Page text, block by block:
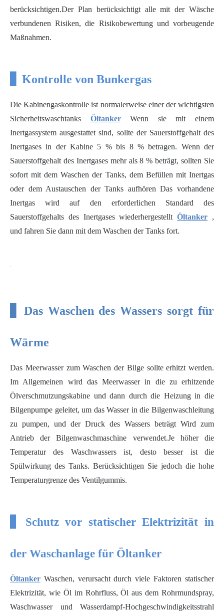
berücksichtigen.Der Plan berücksichtigt alle mit der Wäsche
verbundenen Risiken, die Risikobewertung und vorbeugende
Maßnahmen.
▋ Kontrolle von Bunkergas
Die Kabinengaskontrolle ist normalerweise einer der wichtigsten
Sicherheitswaschtanks ÖltankerWenn sie mit einem
Inertgassystem ausgestattet sind, sollte der Sauerstoffgehalt des
Inertgases in der Kabine 5 % bis 8 % betragen. Wenn der
Sauerstoffgehalt des Inertgases mehr als 8 % beträgt, sollten Sie
sofort mit dem Waschen der Tanks, dem Befüllen mit Inertgas
oder dem Austauschen der Tanks aufhören Das vorhandene
Inertgas wird auf den erforderlichen Standard des
Sauerstoffgehalts des Inertgases wiederhergestelltÖltanker ,
und fahren Sie dann mit dem Waschen der Tanks fort.
▋ Das Waschen des Wassers sorgt für
Wärme
Das Meerwasser zum Waschen der Bilge sollte erhitzt werden.
Im Allgemeinen wird das Meerwasser in die zu erhitzende
Ölverschmutzungskabine und dann durch die Heizung in die
Bilgenpumpe geleitet, um das Wasser in die Bilgenwaschleitung
zu pumpen, und der Druck des Wassers beträgt Wird zum
Antrieb der Bilgenwaschmaschine verwendet.Je höher die
Temperatur des Waschwassers ist, desto besser ist die
Spülwirkung des Tanks. Berücksichtigen Sie jedoch die hohe
Temperaturgrenze des Ventilgummis.
▋ Schutz vor statischer Elektrizität in
der Waschanlage für Öltanker
Öltanker Waschen, verursacht durch viele Faktoren statischer
Elektrizität, wie Öl im Rohrfluss, Öl aus dem Rohrmundspray,
Waschwasser und Wasserdampf-Hochgeschwindigkeitsstrahl